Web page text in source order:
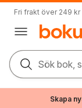
Fri frakt över 249 kr
Sök bok,
Skapa